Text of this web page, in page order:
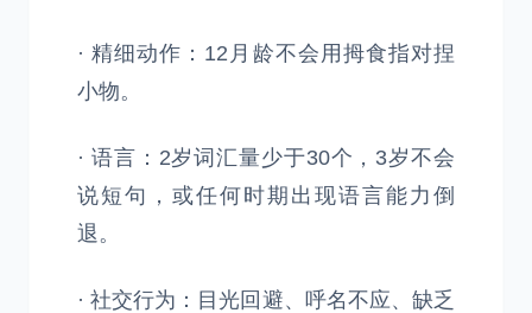
· 精细动作：12月龄不会用拇食指对捏
小物。
· 语言：2岁词汇量少于30个，3岁不会
说短句，或任何时期出现语言能力倒
退。
· 社交行为：目光回避、呼名不应、缺乏